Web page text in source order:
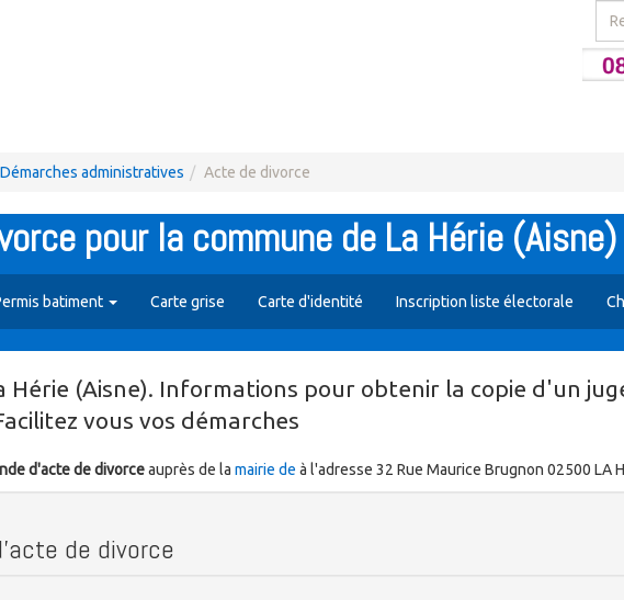
Démarches administratives Acte de divorce
pour la commune de La Hérie (Aisne)
batiment Carte grise Carte d'identité Inscription liste électorale
Hérie (Aisne). Informations pour obtenir la copie d'un
vous vos démarches
d'acte de divorceauprès de la mairie de à l'adresse 32 Rue Maurice Brugnon 02500 LA
de divorce